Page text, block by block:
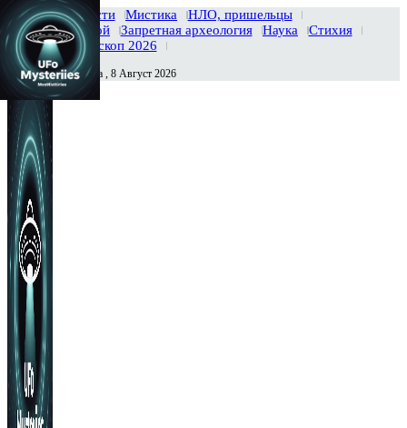
Главная Новости Мистика
НЛО, пришельцы
Тайны вселенной
Запретная археология Наука
Стихия
История
Гороскоп 2026
Сегодня Суббота , 8 Август 2026